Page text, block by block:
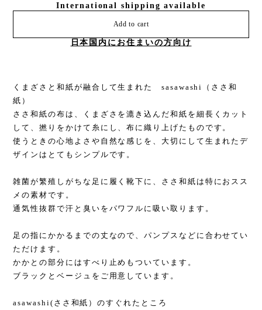
International shipping available
Add to cart
日本国内にお住まいの方向け
くまざさと和紙が融合して生まれた sasawashi（ささ和
紙）
ささ和紙の布は、くまざさを漉き込んだ和紙を細長くカット
して、撚りをかけて糸にし、布に織り上げたものです。
使うときの心地よさや自然な感じを、大切にして生まれたデ
ザインはとてもシンプルです。
雑菌が繁殖しがちな足に履く靴下に、ささ和紙は特におスス
メの素材です。
通気性抜群で汗と臭いをパワフルに吸い取ります。
足の指にかかるまでの丈なので、パンプスなどに合わせてい
ただけます。
かかとの部分にはすべり止めもついています。
ブラックとベージュをご用意しています。
asawashi(ささ和紙）のすぐれたところ